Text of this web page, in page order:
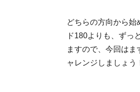
どちらの方向から始
ド180よりも、ずっ
ますので、今回は
ャレンジしましょう